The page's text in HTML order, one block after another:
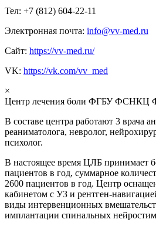
Тел: +7 (812) 604-22-11
Электронная почта: info@vv-med.ru
Сайт: https://vv-med.ru/
VK: https://vk.com/vv_med
×
Центр лечения боли ФГБУ ФСНКЦ
В составе центра работают 3 врача
реаниматолога, невролог,
психолог.
В настоящее время ЦЛБ принимает
пациентов в год, суммарное
2600 пациентов в год. Центр
кабинетом с УЗ и рентген-
виды интервенционных
имплантации спинальных